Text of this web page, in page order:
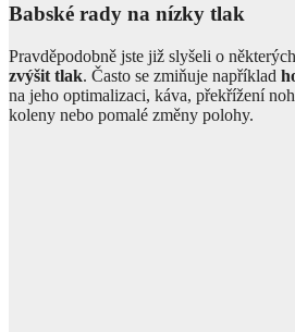
Babské rady na nízky tlak
Pravděpodobně jste již slyšeli o
zvýšit tlak. Často se zmiňuje například
na jeho optimalizaci, káva, překřížení
koleny nebo pomalé změny polohy.